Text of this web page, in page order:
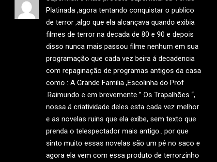
Platinada ,agora tentando conquistar o publico
de terror ,algo que ela alcançava quando exibia
filmes de terror na decada de 80 e 90 e depois
disso nunca mais passou filme nenhum em sua
programação que cada vez beira á decadencia
com repaginação de programas antigos da casa
como : A Grande Familia ,Escolinha do Prof
.Raimundo e em brevemente ” Os Trapalhões “,
nossa á criatividade deles esta cada vez melhor
e as novelas ruins que ela exibe, sem texto que
prenda o telespectador mais antigo.. por que
sinto muito essas novelas são um pé no saco e
agora ela vem com essa produto de terrorzinho